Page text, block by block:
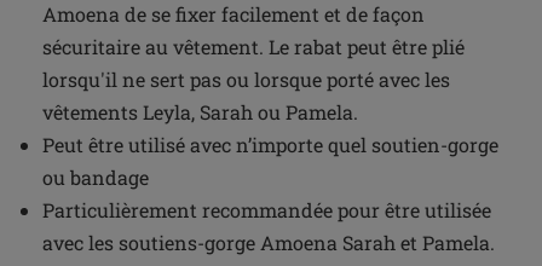
Amoena de se fixer facilement et de façon
sécuritaire au vêtement. Le rabat peut être plié
lorsqu'il ne sert pas ou lorsque porté avec les
vêtements Leyla, Sarah ou Pamela.
Peut être utilisé avec n’importe quel soutien-gorge
ou bandage
Particulièrement recommandée pour être utilisée
avec les soutiens-gorge Amoena Sarah et Pamela.